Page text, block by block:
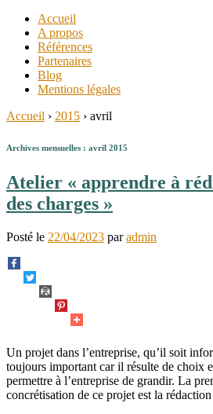
Accueil
A propos
Références
Partenaires
Blog
Mentions légales
Accueil › 2015 › avril
Archives mensuelles : avril 2015
Atelier « apprendre à
des charges »
Posté le 22/04/2023 paradmin
Un projet dans l’entreprise, qu’il soit
toujours important car il résulte de choix
permettre à l’entreprise de grandir. La
concrétisation de ce projet est la